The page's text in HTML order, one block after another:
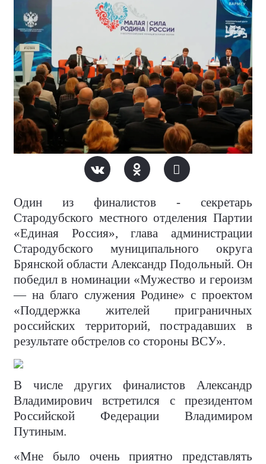
Один из финалистов - секретарь
Стародубского местного отделения Партии
«Единая Россия», глава администрации
Стародубского муниципального округа
Брянской области Александр Подольный. Он
победил в номинации «Мужество и героизм
— на благо служения Родине» с проектом
«Поддержка жителей приграничных
российских территорий, пострадавших в
результате обстрелов со стороны ВСУ».
В числе других финалистов Александр
Владимирович встретился с президентом
Российской Федерации Владимиром
Путиным.
«Мне было очень приятно представлять